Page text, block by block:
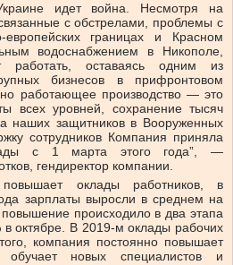
идет война. Несмотря на
с обстрелами, проблемы с
европейских границах и Красном
водоснабжением в Никополе,
работать, оставаясь одним из
бизнесов в прифронтовом
работающее производство — это
всех уровней, сохранение тысяч
наших защитников в Вооруженных
сотрудников Компания приняла
с 1 марта этого года”, —
гендиректор компании.
повышает оклады работников, в
зарплаты выросли в среднем на
происходило в два этапа
октябре. В 2019-м оклады рабочих
компания постоянно повышает
обучает новых специалистов и